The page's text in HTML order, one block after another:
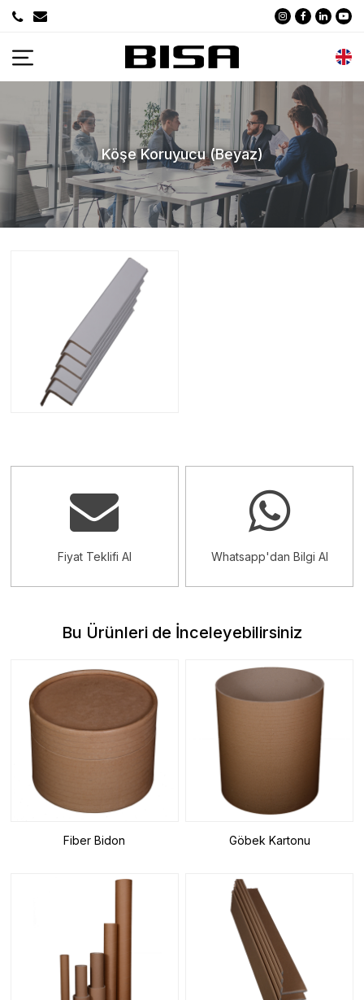
Köşe Koruyucu (Beyaz)
Fiyat Teklifi Al Whatsapp'dan Bilgi Al
Bu Ürünleri de İnceleyebilirsiniz
Fiber Bidon Göbek Kartonu